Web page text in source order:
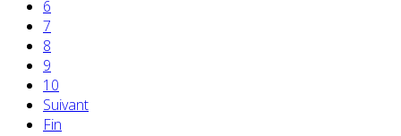
6
7
8
9
10
Suivant
Fin